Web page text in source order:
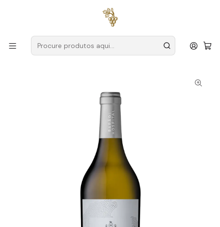
para encomendas a partir de
Produtores Vinho Verde
Barão do Hospital
Barão do Hospital Loureiro 2020 Vinho Verde Branco 75cl